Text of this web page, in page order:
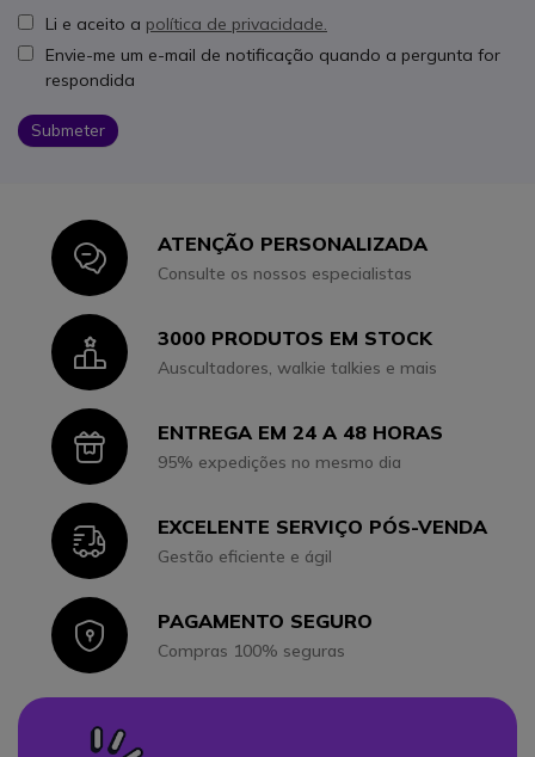
Li e aceito a política de privacidade.
Envie-me um e-mail de notificação quando a pergunta for
respondida
Submeter
IconATENÇÃO PERSONALIZADA
Consulte os nossos especialistas
Icon3000 PRODUTOS EM STOCK
Auscultadores, walkie talkies e mais
IconENTREGA EM 24 A 48 HORAS
95% expedições no mesmo dia
IconEXCELENTE SERVIÇO PÓS-VENDA
Gestão eficiente e ágil
IconPAGAMENTO SEGURO
Compras 100% seguras